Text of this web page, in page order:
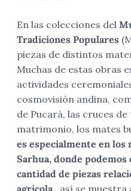
En las colecciones del
Tradiciones Populares
piezas de distintos
Muchas de estas obras
actividades
cosmovisión andina,
de Pucará, las cruces
matrimonio, los mates
es especialmente en los
Sarhua, donde
cantidad de piezas
agrícola, así se muestra